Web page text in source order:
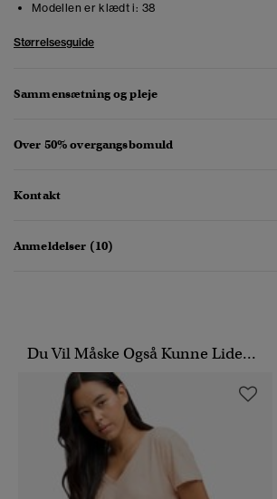
Modellen er klædt i: 38
Størrelsesguide
Sammensætning og pleje
Over 50% overgangsbomuld
Kontakt
Anmeldelser (10)
Du Vil Måske Også Kunne Lide...